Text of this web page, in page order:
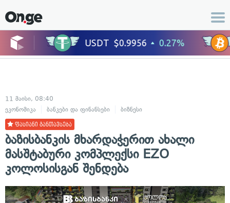
11 მაისი, 08:40
ეკონომიკა
ბანკები და ფინანსები ბიზნესი
ფასიანი განთავსება
ბაზისბანკის მხარდაჭერით ახალი
მასშტაბური კომპლექსი EZO
კოლოსისგან შენდება